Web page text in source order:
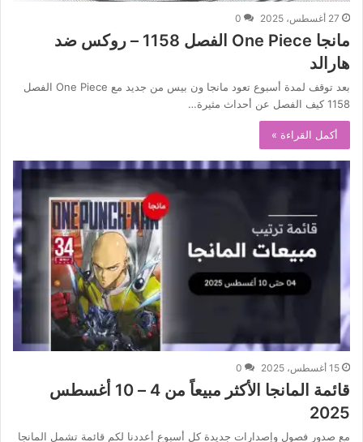
27 أغسطس، 2025 0
مانجا One Piece الفصل 1158 – روكس ضد
هارالد
بعد توقف لمدة أسبوع تعود مانجا ون بيس من جديد مع One Piece الفصل
1158 كيف الفصل عن أحداث مثيرة…
أكمل القراءة »
15 أغسطس، 2025 0
قائمة المانجا الأكثر مبيعاً من 4 – 10 أغسطس
2025
مع صدور فصول وإصدارات جديدة كل أسبوع أعددنا لكم قائمة تشمل المانجا